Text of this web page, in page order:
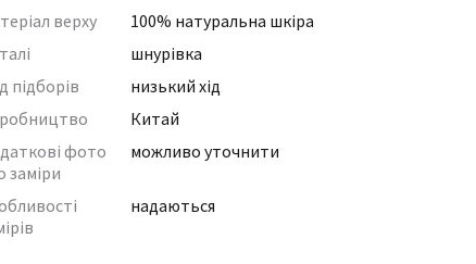
верху
100% натуральна шкіра
шнурівка
підборів
низький хід
Китай
фото
заміри
можливо уточнити
надаються